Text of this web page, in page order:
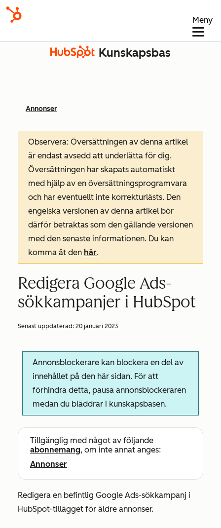
Meny
Kunskapsbas
Annonser
Observera: Översättningen av denna artikel
är endast avsedd att underlätta för dig.
Översättningen har skapats automatiskt
med hjälp av en översättningsprogramvara
och har eventuellt inte korrekturlästs. Den
engelska versionen av denna artikel bör
därför betraktas som den gällande versionen
med den senaste informationen. Du kan
komma åt den här.
Redigera Google Ads-
sökkampanjer i HubSpot
Senast uppdaterad: 20 januari 2023
Annonsblockerare kan blockera en del av
innehållet på den här sidan. För att
förhindra detta, pausa annonsblockeraren
medan du bläddrar i kunskapsbasen.
Tillgänglig med något av följande
abonnemang, om inte annat anges:
Annonser
Redigera en befintlig Google Ads-sökkampanj i
HubSpot-tillägget för äldre annonser.